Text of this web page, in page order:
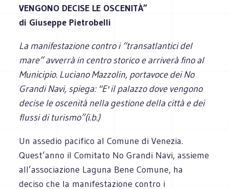
VENGONO DECISE LE OSCENITÀ”
di Giuseppe Pietrobelli
La manifestazione contro i “transatlantici del
mare” avverrà in centro storico e arriverà fino al
Municipio. Luciano Mazzolin, portavoce dei No
Grandi Navi, spiega: "E' il palazzo dove vengono
decise le oscenità nella gestione della città e dei
flussi di turismo”(i.b.)
Un assedio pacifico al Comune di Venezia.
Quest’anno il Comitato No Grandi Navi, assieme
all’associazione Laguna Bene Comune, ha
deciso che la manifestazione contro i